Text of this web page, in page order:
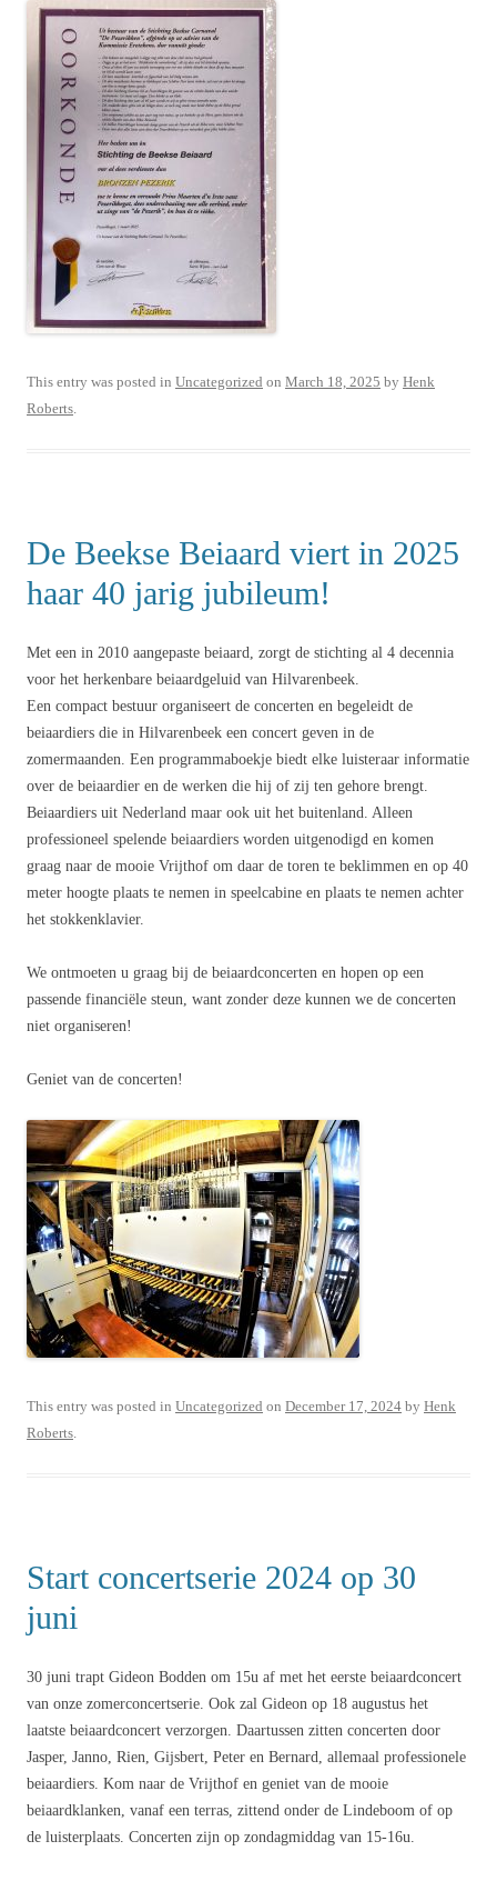
This entry was posted in Uncategorized on March 18, 2025 by Henk
Roberts
De Beekse Beiaard viert in 2025
haar 40 jarig jubileum!
Met een in 2010 aangepaste beiaard, zorgt de stichting al 4 decennia
voor het herkenbare beiaardgeluid van Hilvarenbeek.
Een compact bestuur organiseert de concerten en begeleidt de
beiaardiers die in Hilvarenbeek een concert geven in de
zomermaanden. Een programmaboekje biedt elke luisteraar informatie
over de beiaardier en de werken die hij of zij ten gehore brengt.
Beiaardiers uit Nederland maar ook uit het buitenland. Alleen
professioneel spelende beiaardiers worden uitgenodigd en komen
graag naar de mooie Vrijthof om daar de toren te beklimmen en op 40
meter hoogte plaats te nemen in speelcabine en plaats te nemen achter
het stokkenklavier.
We ontmoeten u graag bij de beiaardconcerten en hopen op een
passende financiële steun, want zonder deze kunnen we de concerten
niet organiseren!
Geniet van de concerten!
This entry was posted in Uncategorized on December 17, 2024 by Henk
Roberts
Start concertserie 2024 op 30
juni
30 juni trapt Gideon Bodden om 15u af met het eerste beiaardconcert
van onze zomerconcertserie. Ook zal Gideon op 18 augustus het
laatste beiaardconcert verzorgen. Daartussen zitten concerten door
Jasper, Janno, Rien, Gijsbert, Peter en Bernard, allemaal professionele
beiaardiers. Kom naar de Vrijthof en geniet van de mooie
beiaardklanken, vanaf een terras, zittend onder de Lindeboom of op
de luisterplaats. Concerten zijn op zondagmiddag van 15-16u.